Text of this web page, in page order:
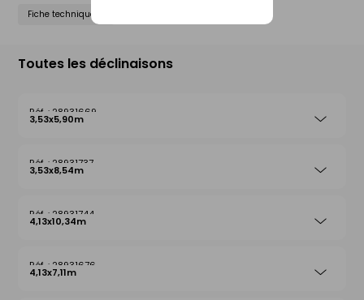
Fiche technique
Toutes les déclinaisons
28931669
3,53x5,90m
28931737
3,53x8,54m
28931744
4,13x10,34m
28931676
4,13x7,11m